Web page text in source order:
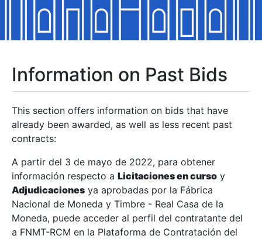
Show/Hide
Show/Hide
Show/Hide
Show/Hide
Information on Past Bids
This section offers information on bids that have
already been awarded, as well as less recent past
contracts:
A partir del 3 de mayo de 2022, para obtener
información respecto a Licitaciones en curso y
Adjudicaciones ya aprobadas por la Fábrica
Nacional de Moneda y Timbre - Real Casa de la
Moneda, puede acceder al perfil del contratante del
a FNMT-RCM en la Plataforma de Contratación del